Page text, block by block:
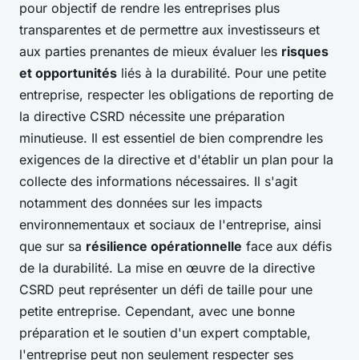
pour objectif de rendre les entreprises plus
transparentes et de permettre aux investisseurs et
aux parties prenantes de mieux évaluer les risques
et opportunités liés à la durabilité. Pour une petite
entreprise, respecter les obligations de reporting de
la directive CSRD nécessite une préparation
minutieuse. Il est essentiel de bien comprendre les
exigences de la directive et d'établir un plan pour la
collecte des informations nécessaires. Il s'agit
notamment des données sur les impacts
environnementaux et sociaux de l'entreprise, ainsi
que sur sa résilience opérationnelle face aux défis
de la durabilité. La mise en œuvre de la directive
CSRD peut représenter un défi de taille pour une
petite entreprise. Cependant, avec une bonne
préparation et le soutien d'un expert comptable,
l'entreprise peut non seulement respecter ses